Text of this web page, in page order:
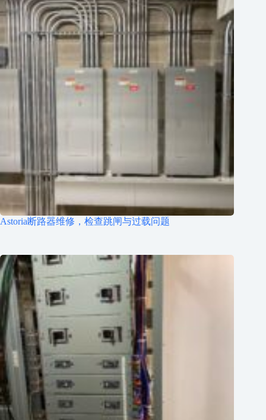
Astoria断路器维修，检查跳闸与过载问题